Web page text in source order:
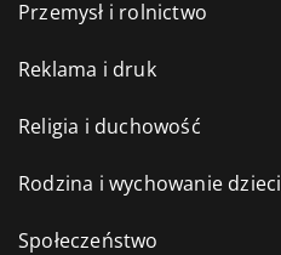
Przemysł i rolnictwo
Reklama i druk
Religia i duchowość
Rodzina i wychowanie dzieci
Społeczeństwo